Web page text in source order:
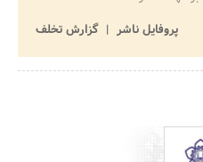
پروفایل ناشر
گزارش تخلف